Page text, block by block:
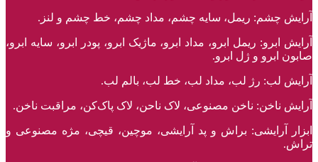
آرایش چشم: ریمل، سایه چشم، مداد چشم، خط چشم و لنز.
آرایش ابرو: ریمل ابرو، مداد ابرو، ماژیک ابرو، پودر ابرو، سایه ابرو،
صابون ابرو و ژل ابرو.
آرایش لب: رژ لب، مداد لب، خط لب، بالم لب.
آرایش ناخن: ناخن مصنوعی، لاک ناحن، لاک پاک‌کن، مراقبت ناخن.
ابزار آرایشی: براش و پد آرایشی، موچین، قیچی، مژه مصنوعی و
تراش.